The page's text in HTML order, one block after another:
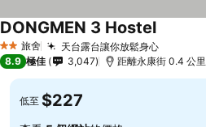
2 星級旅舍 天台露台讓你放鬆身心
DONGMEN 3 Hostel
8.9 極佳 3,047 距離永康街 0.4 公里
低至 $227